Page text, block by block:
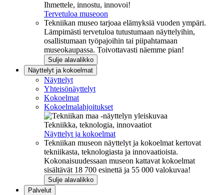
Ihmettele, innostu, innovoi!
Tervetuloa museoon
Tekniikan museo tarjoaa elämyksiä vuoden ympäri.
Lämpimästi tervetuloa tutustumaan näyttelyihin,
osallistumaan työpajoihin tai piipahtamaan
museokaupassa. Toivottavasti näemme pian!
Sulje alavalikko
Näyttelyt ja kokoelmat
Näyttelyt
Yhteisönäyttelyt
Kokoelmat
Kokoelmalahjoitukset
Tekniikka, teknologia, innovaatiot
Näyttelyt ja kokoelmat
Tekniikan museon näyttelyt ja kokoelmat kertovat
tekniikasta, teknologiasta ja innovaatioista.
Kokonaisuudessaan museon kattavat kokoelmat
sisältävät 18 700 esinettä ja 55 000 valokuvaa!
Sulje alavalikko
Palvelut